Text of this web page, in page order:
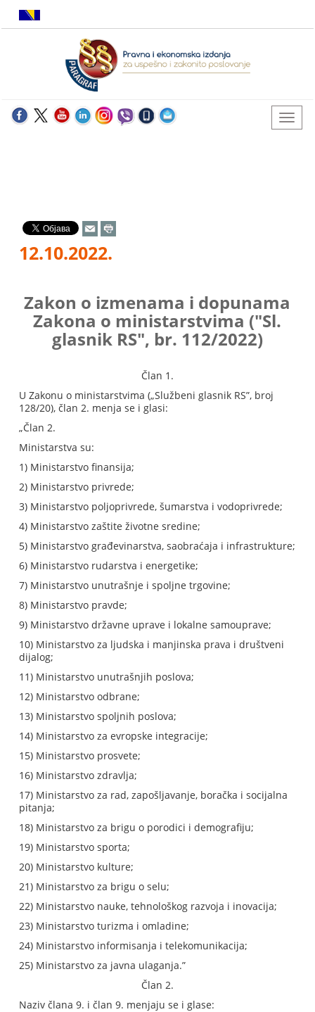
12.10.2022.
Zakon o izmenama i dopunama
Zakona o ministarstvima ("Sl.
glasnik RS", br. 112/2022)
Član 1.
U Zakonu o ministarstvima („Službeni glasnik RS”, broj
128/20), član 2. menja se i glasi:
„Član 2.
Ministarstva su:
1) Ministarstvo finansija;
2) Ministarstvo privrede;
3) Ministarstvo poljoprivrede, šumarstva i vodoprivrede;
4) Ministarstvo zaštite životne sredine;
5) Ministarstvo građevinarstva, saobraćaja i infrastrukture;
6) Ministarstvo rudarstva i energetike;
7) Ministarstvo unutrašnje i spoljne trgovine;
8) Ministarstvo pravde;
9) Ministarstvo državne uprave i lokalne samouprave;
10) Ministarstvo za ljudska i manjinska prava i društveni
dijalog;
11) Ministarstvo unutrašnjih poslova;
12) Ministarstvo odbrane;
13) Ministarstvo spoljnih poslova;
14) Ministarstvo za evropske integracije;
15) Ministarstvo prosvete;
16) Ministarstvo zdravlja;
17) Ministarstvo za rad, zapošljavanje, boračka i socijalna
pitanja;
18) Ministarstvo za brigu o porodici i demografiju;
19) Ministarstvo sporta;
20) Ministarstvo kulture;
21) Ministarstvo za brigu o selu;
22) Ministarstvo nauke, tehnološkog razvoja i inovacija;
23) Ministarstvo turizma i omladine;
24) Ministarstvo informisanja i telekomunikacija;
25) Ministarstvo za javna ulaganja.”
Član 2.
Naziv člana 9. i član 9. menjaju se i glase: